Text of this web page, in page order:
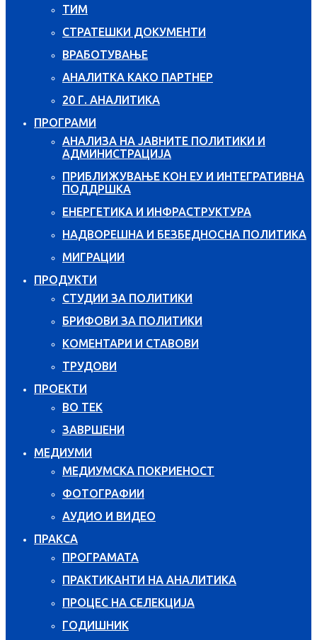
ТИМ
СТРАТЕШКИ ДОКУМЕНТИ
ВРАБОТУВАЊЕ
АНАЛИТКА КАКО ПАРТНЕР
20 Г. АНАЛИТИКА
ПРОГРАМИ
АНАЛИЗА НА ЈАВНИТЕ ПОЛИТИКИ И
АДМИНИСТРАЦИЈА
ПРИБЛИЖУВАЊЕ КОН ЕУ И ИНТЕГРАТИВНА
ПОДДРШКА
ЕНЕРГЕТИКА И ИНФРАСТРУКТУРА
НАДВОРЕШНА И БЕЗБЕДНОСНА ПОЛИТИКА
МИГРАЦИИ
ПРОДУКТИ
СТУДИИ ЗА ПОЛИТИКИ
БРИФОВИ ЗА ПОЛИТИКИ
КОМЕНТАРИ И СТАВОВИ
ТРУДОВИ
ПРОЕКТИ
ВО ТЕК
ЗАВРШЕНИ
МЕДИУМИ
МЕДИУМСКА ПОКРИЕНОСТ
ФОТОГРАФИИ
АУДИО И ВИДЕО
ПРАКСА
ПРОГРАМАТА
ПРАКТИКАНТИ НА АНАЛИТИКА
ПРОЦЕС НА СЕЛЕКЦИЈА
ГОДИШНИК